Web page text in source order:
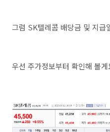
그럼 SK텔레콤 배당금 및 지급
우선 주가정보부터 확인해 볼게